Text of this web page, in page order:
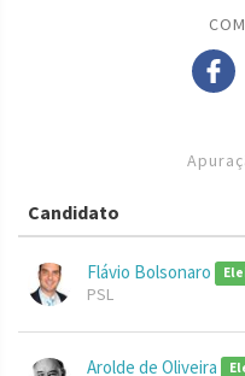
Candidato
Flávio Bolsonaro
PSL
Arolde de Oliveira